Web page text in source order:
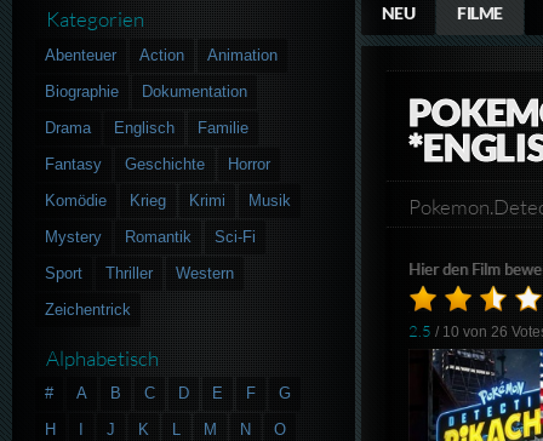
NEU FILME
Hier den Film
2.5 / 10 von26
Kategorien
Abenteuer Action
Animation
Biographie
Dokumentation
Drama
Englisch
Familie
Fantasy
Geschichte
Horror
Komödie
Krieg Krimi
Musik
Mystery
Romantik
Sci-Fi
Sport
Thriller
Western
Zeichentrick
Alphabetisch
# A B C D E F
G
H
J K L M N
O